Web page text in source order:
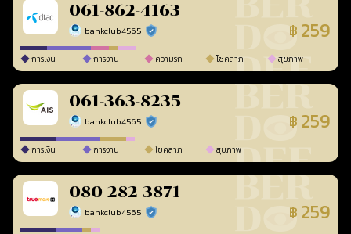
061-862-4163
bankclub4565 ร้านยืนยันแล้ว ฿ 259
การเงิน การงาน ความรัก โชคลาภ สุขภาพ
061-363-8235
bankclub4565 ร้านยืนยันแล้ว ฿ 259
การเงิน การงาน โชคลาภ สุขภาพ
080-282-3871
bankclub4565 ร้านยืนยันแล้ว ฿ 259